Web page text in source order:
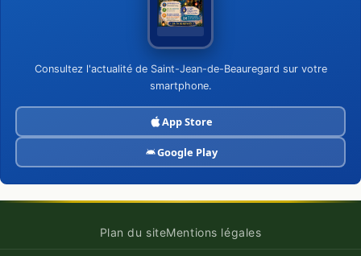
Consultez l'actualité de Saint-Jean-de-Beauregard sur votre
smartphone.
App Store
Google Play
Plan du siteMentions légales